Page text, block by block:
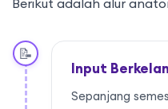
Berikut adalah alur
📝
Input
Sepanjang